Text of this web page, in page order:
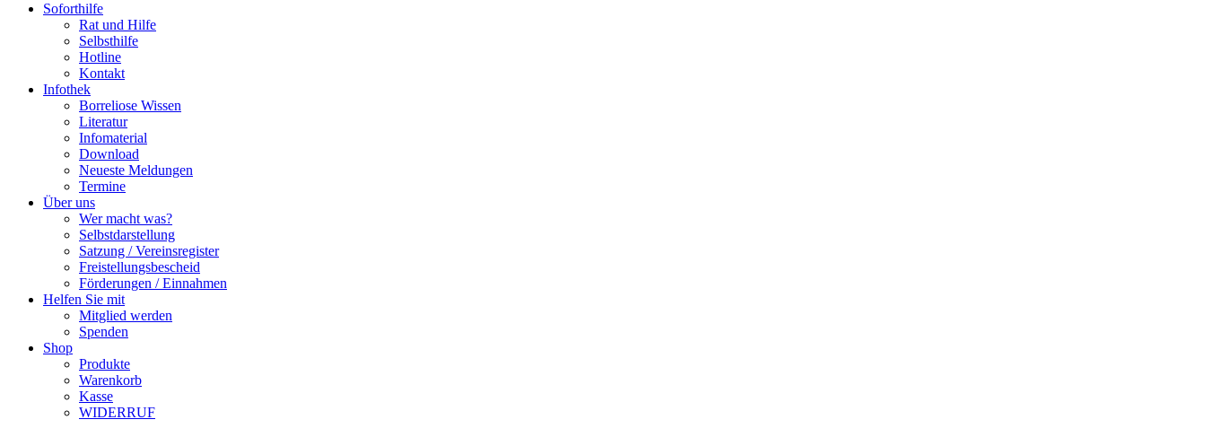
Soforthilfe
Rat und Hilfe
Selbsthilfe
Hotline
Kontakt
Infothek
Borreliose Wissen
Literatur
Infomaterial
Download
Neueste Meldungen
Termine
Über uns
Wer macht was?
Selbstdarstellung
Satzung / Vereinsregister
Freistellungsbescheid
Förderungen / Einnahmen
Helfen Sie mit
Mitglied werden
Spenden
Shop
Produkte
Warenkorb
Kasse
WIDERRUF